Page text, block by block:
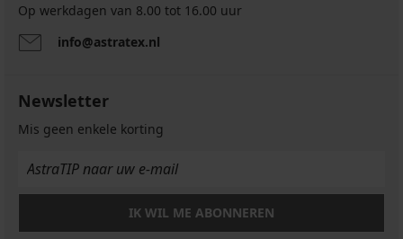
Op werkdagen van 8.00 tot 16.00 uur
info@astratex.nl
Newsletter
Mis geen enkele korting
IK WIL ME ABONNEREN